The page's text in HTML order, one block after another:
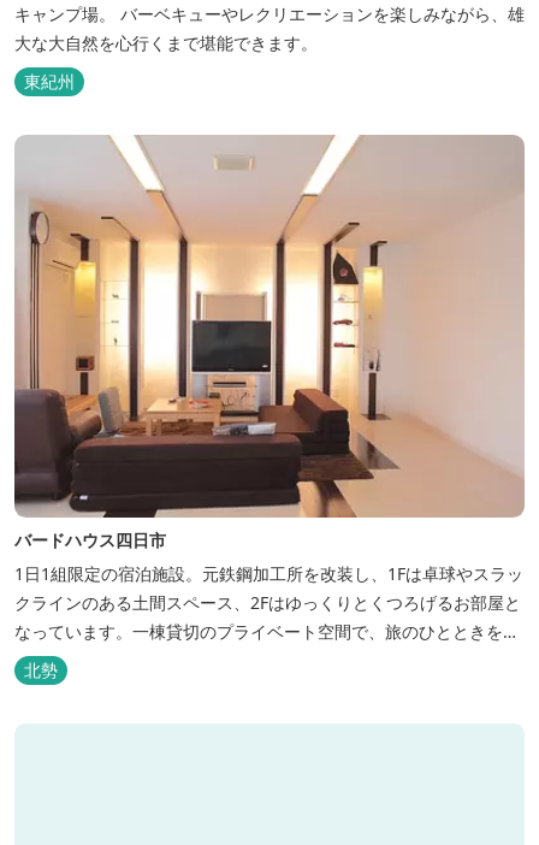
キャンプ場。 バーベキューやレクリエーションを楽しみながら、雄
大な大自然を心行くまで堪能できます。
東紀州
バードハウス四日市
1日1組限定の宿泊施設。元鉄鋼加工所を改装し、1Fは卓球やスラッ
クラインのある土間スペース、2Fはゆっくりとくつろげるお部屋と
なっています。一棟貸切のプライベート空間で、旅のひとときを過
ごしてみては。
北勢